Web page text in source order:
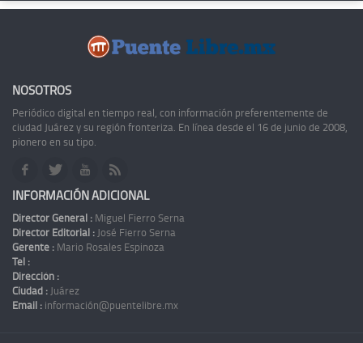
NOSOTROS
Periódico digital en tiempo real, con información preferentemente de
ciudad Juárez y su región fronteriza. En línea desde el 16 de junio de 2008,
pionero en su tipo.
INFORMACIÓN ADICIONAL
Director General : Miguel Fierro Serna
Director Editorial : José Fierro Serna
Gerente : Mario Rosales Espinoza
Tel :
Dirección :
Ciudad : Juárez
Email : información@puentelibre.mx